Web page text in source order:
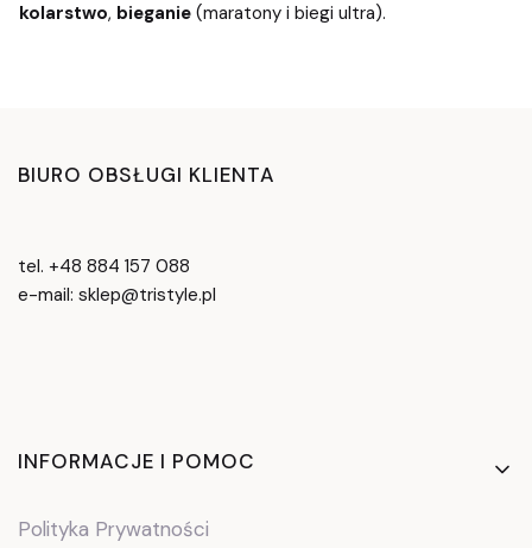
kolarstwo, bieganie (maratony i biegi ultra).
BIURO OBSŁUGI KLIENTA
tel. +48 884 157 088
e-mail: sklep@tristyle.pl
Linki w stopce
INFORMACJE I POMOC
Polityka Prywatności